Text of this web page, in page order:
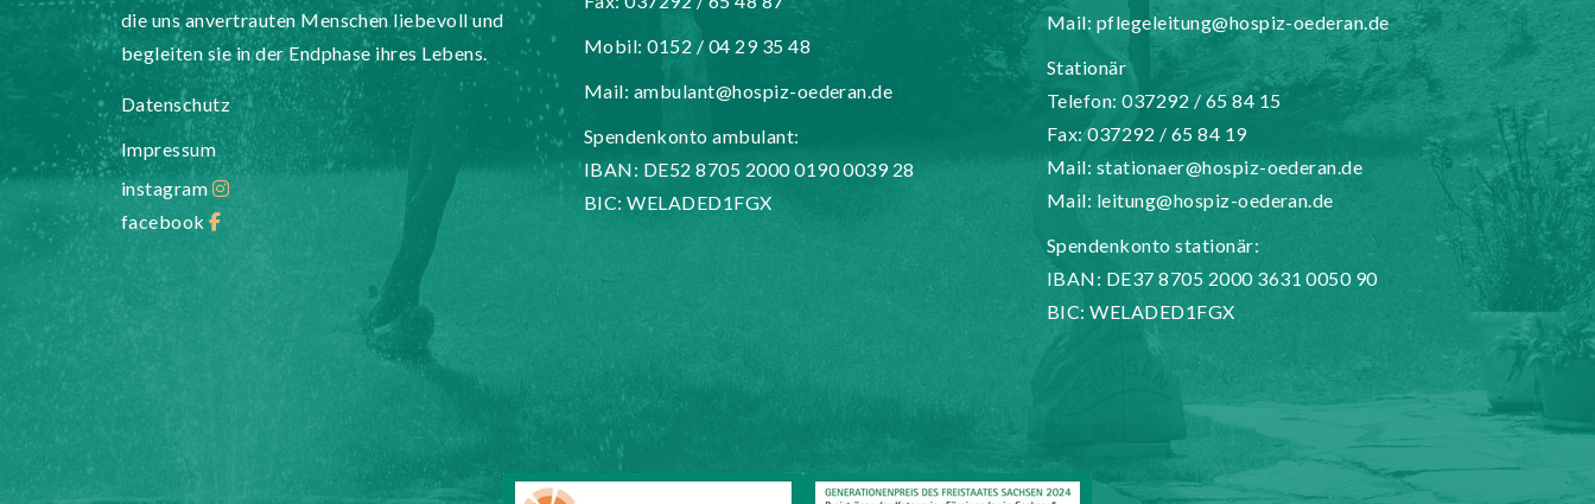
die uns anvertrauten Menschen liebevoll und
begleiten sie in der Endphase ihres Lebens.
Datenschutz
Impressum
instagram
facebook
Mobil: 0152 / 04 29 35 48
Mail: ambulant@hospiz-oederan.de
Spendenkonto ambulant:
IBAN: DE52 8705 2000 0190 0039 28
BIC: WELADED1FGX
Mail: pflegeleitung@hospiz-oederan.de
Stationär
Telefon: 037292 / 65 84 15
Fax: 037292 / 65 84 19
Mail: stationaer@hospiz-oederan.de
Mail: leitung@hospiz-oederan.de
Spendenkonto stationär:
IBAN: DE37 8705 2000 3631 0050 90
BIC: WELADED1FGX